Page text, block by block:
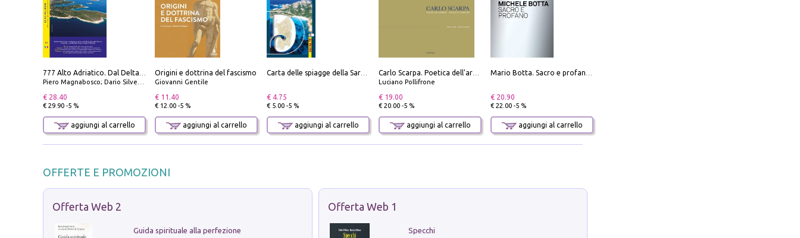
Piero Magnabosco; Dario Silvestro; Marco Sbrizzi
€ 28.40
€ 29.90 -5 %
aggiungi al carrello
Origini e dottrina del fascismo
Giovanni Gentile
€ 11.40
€ 12.00 -5 %
aggiungi al carrello
€ 4.75
€ 5.00 -5 %
aggiungi al carrello
Luciano Pollifrone
€ 19.00
€ 20.00 -5 %
aggiungi al carrello
€ 20.90
€ 22.00 -5 %
aggiungi al carrello
OFFERTE E PROMOZIONI
Offerta Web 2
Guida spirituale alla perfezione
Offerta Web 1
Specchi